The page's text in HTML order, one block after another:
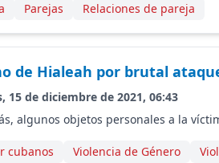
Parejas Relaciones de pareja
de Hialeah por brutal
15 de diciembre de 2021, 06:43
algunos objetos personales a la
cubanos Violencia de Género